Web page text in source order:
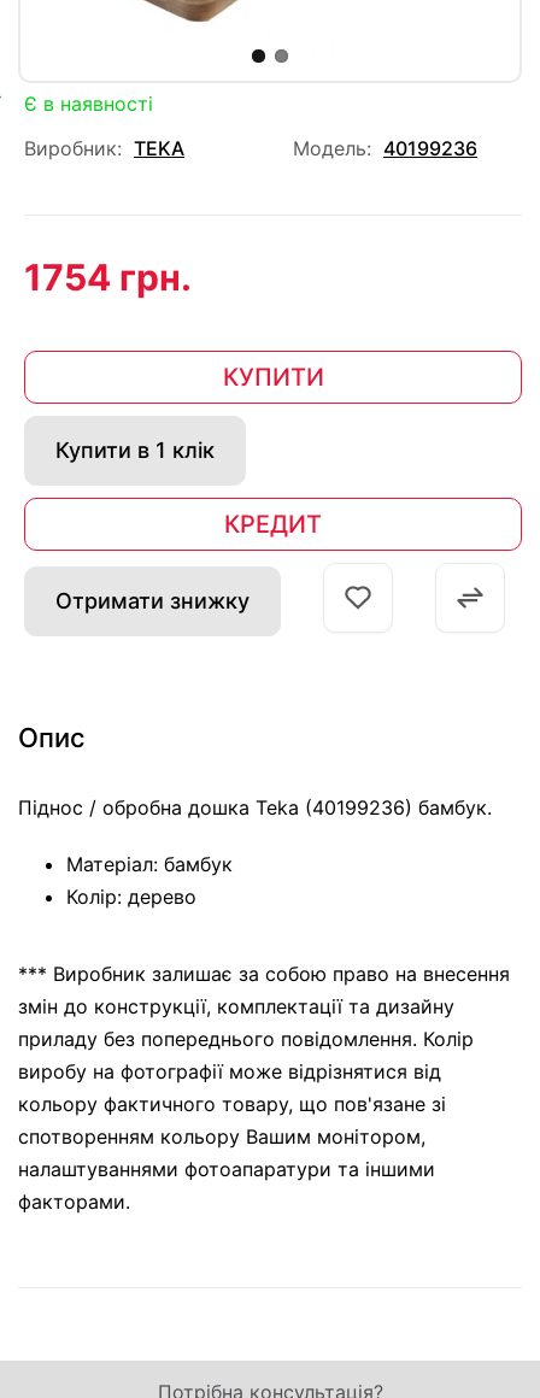
Є в наявності
Виробник: TEKA Модель: 40199236
1754 грн.
КУПИТИ
Купити в 1 клік
КРЕДИТ
Отримати знижку
Опис
Піднос / обробна дошка Teka (40199236) бамбук.
Матеріал: бамбук
Колір: дерево
*** Виробник залишає за собою право на внесення
змін до конструкції, комплектації та дизайну
приладу без попереднього повідомлення. Колір
виробу на фотографії може відрізнятися від
кольору фактичного товару, що пов'язане зі
спотворенням кольору Вашим монітором,
налаштуваннями фотоапаратури та іншими
факторами.
Потрібна консультація?